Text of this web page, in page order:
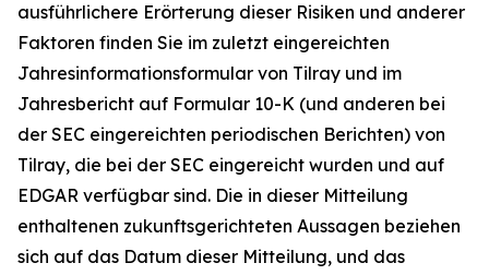
ausführlichere Erörterung dieser Risiken und anderer
Faktoren finden Sie im zuletzt eingereichten
Jahresinformationsformular von Tilray und im
Jahresbericht auf Formular 10-K (und anderen bei
der SEC eingereichten periodischen Berichten) von
Tilray, die bei der SEC eingereicht wurden und auf
EDGAR verfügbar sind. Die in dieser Mitteilung
enthaltenen zukunftsgerichteten Aussagen beziehen
sich auf das Datum dieser Mitteilung, und das